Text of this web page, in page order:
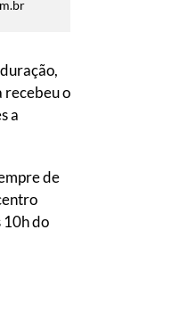
recebeu o
a
de
10h do